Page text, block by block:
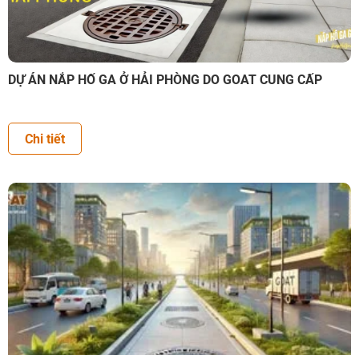
DỰ ÁN NẮP HỐ GA Ở HẢI PHÒNG DO GOAT CUNG CẤP
Chi tiết